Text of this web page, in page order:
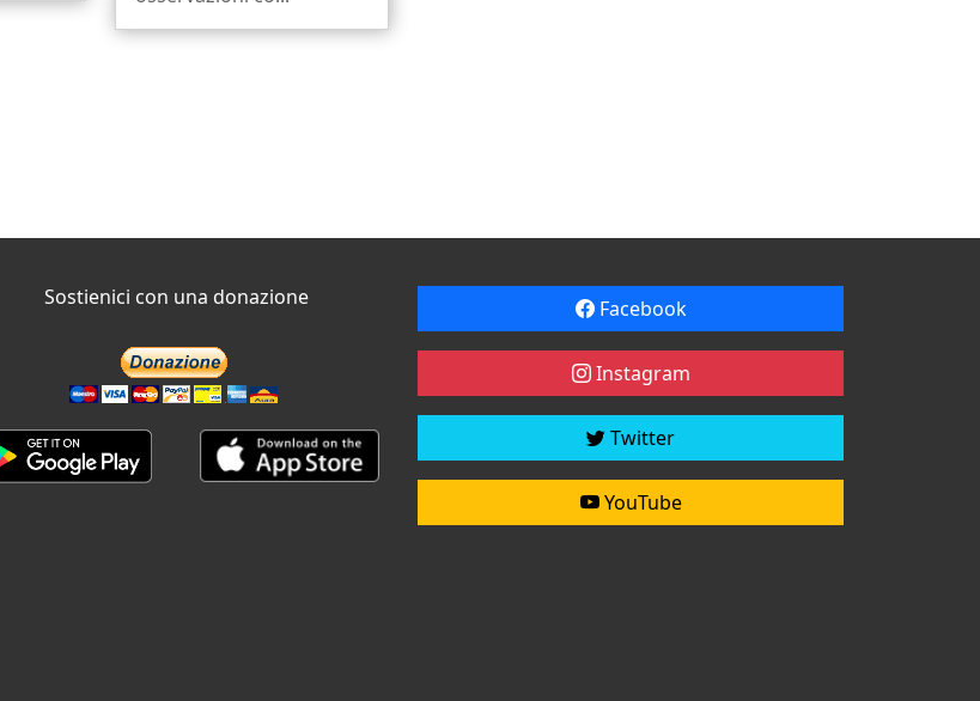
Sostienici con una donazione Facebook
Instagram
Twitter
YouTube